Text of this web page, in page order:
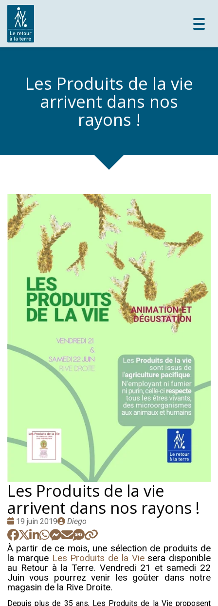
Les Produits de la vie
arrivent dans nos
rayons !
Les Produits de la vie
arrivent dans nos rayons !
Date
:
19 juin 2019
Publié
par
Diego
À partir de ce mois, une sélection de produits de
la marque Les Produits de la Viesera disponible
au Retour à la Terre. Vendredi 21 et samedi 22
Juin vous pourrez venir les goûter dans notre
magasin de la Rive Droite.
Depuis plus de 35 ans, Les Produits de la Vie proposent